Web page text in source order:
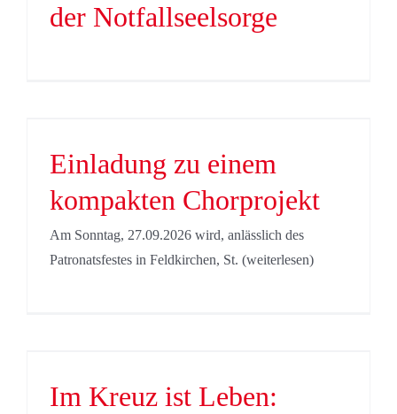
der Notfallseelsorge
Einladung zu einem
kompakten Chorprojekt
Am Sonntag, 27.09.2026 wird, anlässlich des
Patronatsfestes in Feldkirchen, St. (weiterlesen)
Im Kreuz ist Leben: